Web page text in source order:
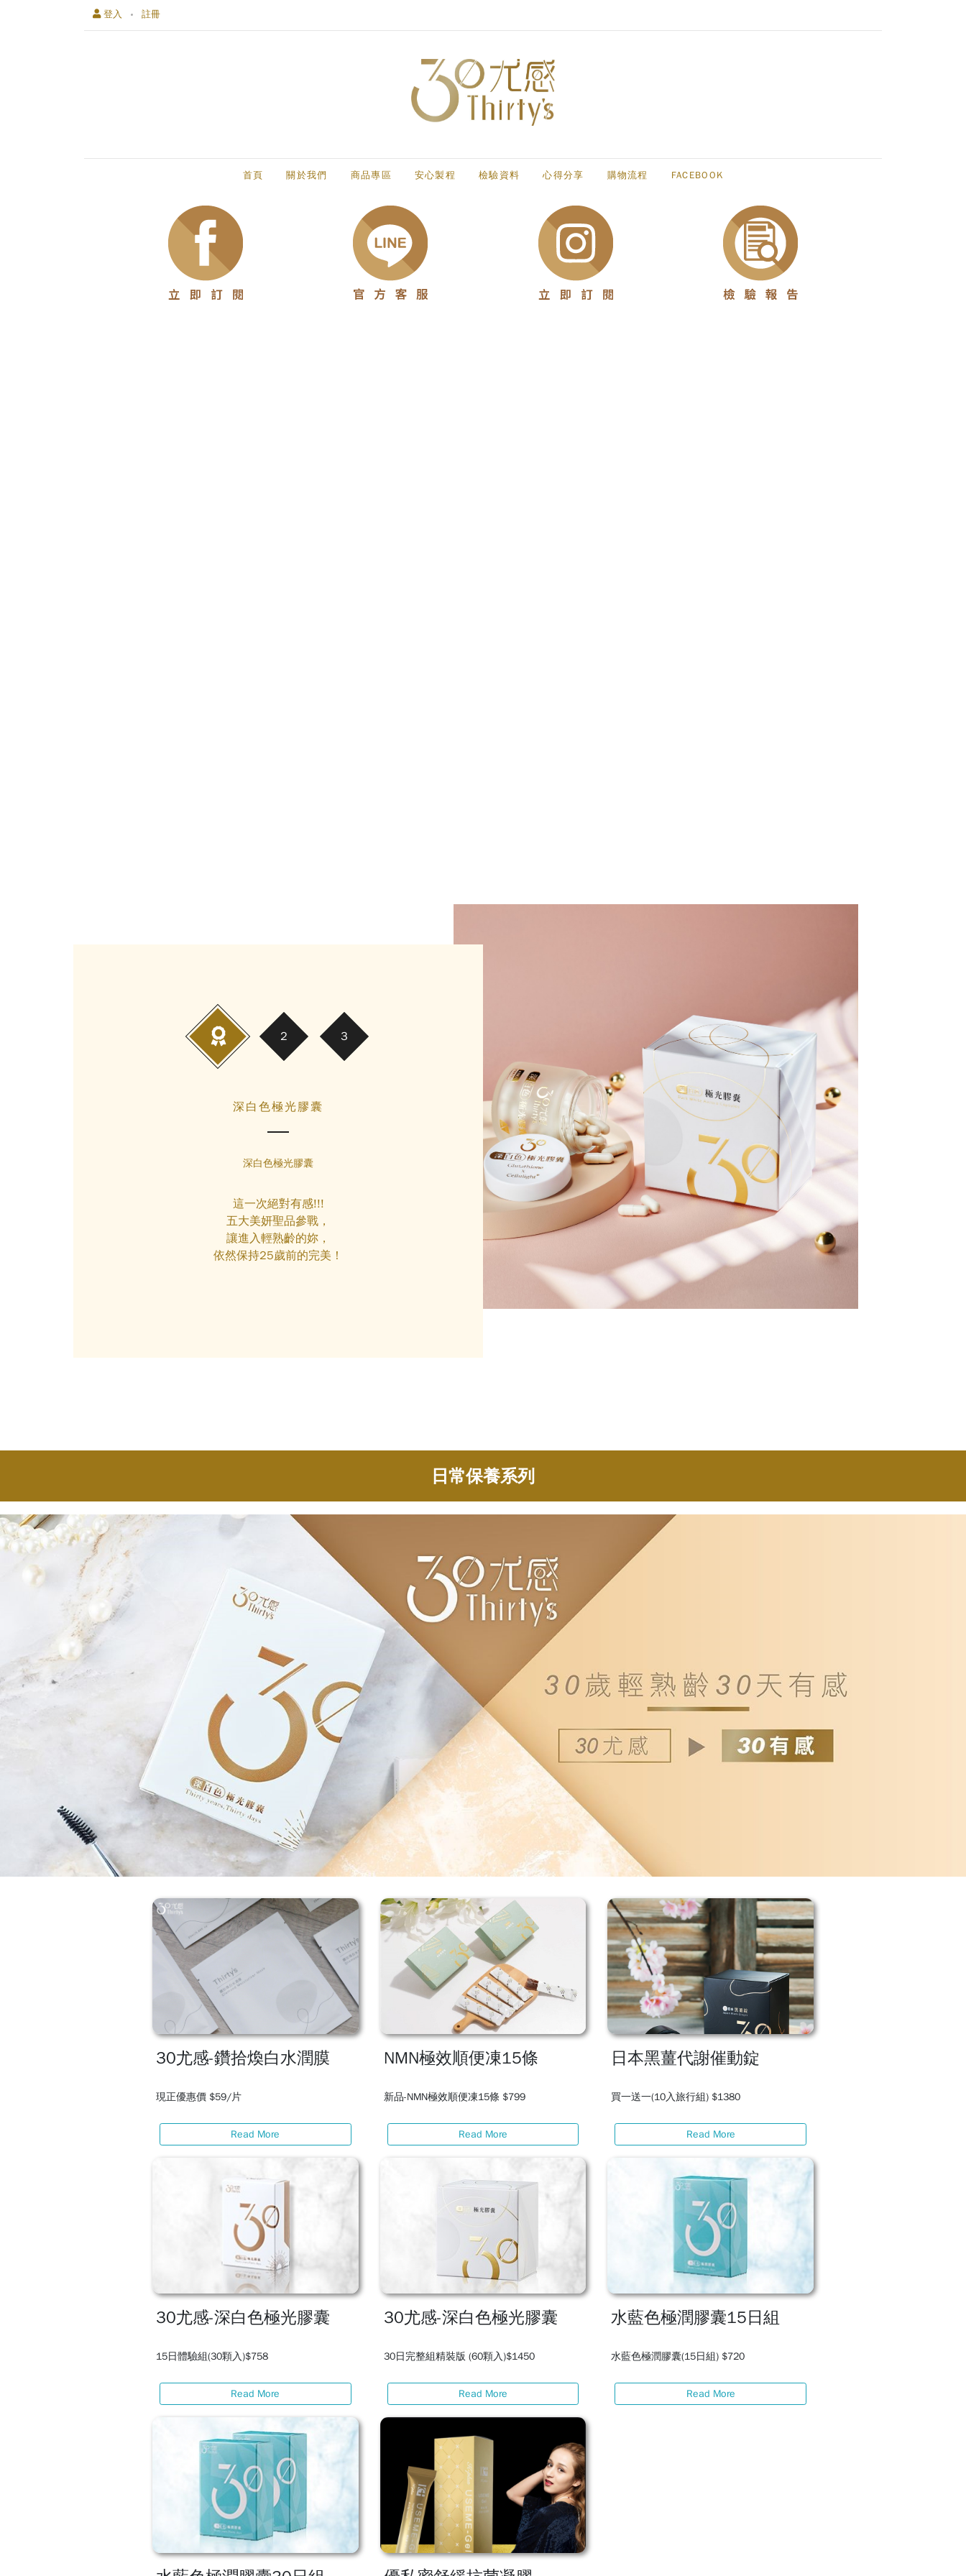
首頁 關於我們 商品專區 安心製程 檢驗資料 心得分享 購物流程 FACEBOOK
登入 註冊
深白色極光膠囊
深白色極光膠囊
這一次絕對有感!!!
五大美妍聖品參戰，
讓進入輕熟齡的妳，
依然保持25歲前的完美！
日常保養系列
30尤感-鑽拾煥白水潤膜
現正優惠價 $59/片
Read More
NMN極效順便凍15條
新品-NMN極效順便凍15條 $799
Read More
日本黑薑代謝催動錠
買一送一(10入旅行組) $1380
Read More
30尤感-深白色極光膠囊
15日體驗組(30顆入)$758
Read More
30尤感-深白色極光膠囊
30日完整組精裝版 (60顆入)$1450
Read More
水藍色極潤膠囊15日組
水藍色極潤膠囊(15日組) $720
Read More